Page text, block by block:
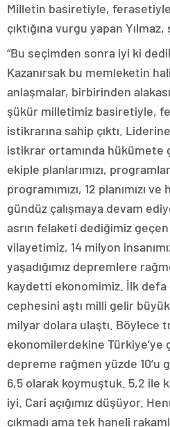
Milletin basiretiyle,
çıktığına vurgu yapan
“Bu seçimden sonra iyi ki
Kazanırsak bu memleketin
anlaşmalar, birbirinden
şükür milletimiz basiretiyle,
istikrarına sahip çıktı.
istikrar ortamında hükümete
ekiple planlarımızı,
programımızı, 12 planımızı
gündüz çalışmaya devam
asrın felaketi dediğimiz geçen
vilayetimiz, 14 milyon
yaşadığımız depremlere
kaydetti ekonomimiz. İlk defa
cephesini aştı milli gelir
milyar dolara ulaştı. Böylece
ekonomilerdekine Türkiye’ye
depreme rağmen yüzde 10’u
6,5 olarak koymuştuk. 5,2 ile
iyi. Cari açığımız düşüyor.
çıkmadı ama tek haneli